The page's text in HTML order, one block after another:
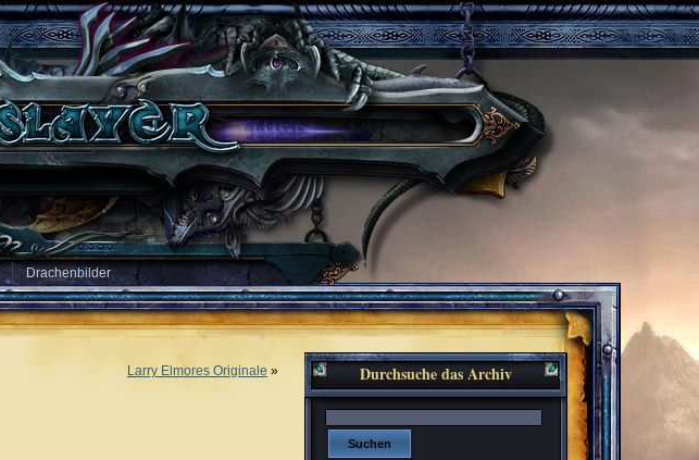
Drachenbilder
Larry Elmores Originale » Durchsuche das Archiv